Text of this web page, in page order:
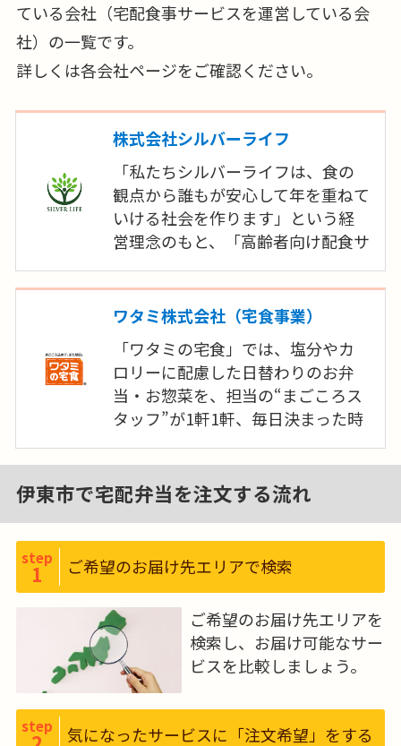
ている会社（宅配食事サービスを運営している会
社）の一覧です。
詳しくは各会社ページをご確認ください。
株式会社シルバーライフ
「私たちシルバーライフは、食の
観点から誰もが安心して年を重ねて
いける社会を作ります」という経
営理念のもと、「高齢者向け配食サ
供事業」といった事業を展開してま
いりました。今後も、全国のお客様
尽くしてまいります。
ワタミ株式会社（宅食事業）
「ワタミの宅食」では、塩分やカ
ロリーに配慮した日替わりのお弁
当・お惣菜を、担当の“まごころス
タッフ”が1軒1軒、毎日決まった時
しています。“まごころスタッフ”か
ら直接「手渡し」することで、お客
さまとのふれあいやコミュニケー
ます。毎日の食事にお困りの高齢者
の方にお食事をお届けする一方で、
まだまだ働きたいとお考えの元気
な高齢者の方にも私たちの事業に
参画していただき、一緒に高齢者の
方を支えていきたいと考えていま
す。
伊東市で宅配弁当を注文する流れ
step
1 ご希望のお届け先エリアで検索
ご希望のお届け先エリアを
検索し、お届け可能なサー
ビスを比較しましょう。
step 気になったサービスに「注文希望」をする